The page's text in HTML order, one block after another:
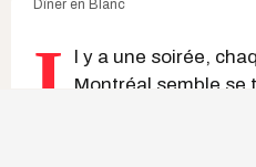
Dîner en Blanc
I
l y a une soirée,
Montréal semble se